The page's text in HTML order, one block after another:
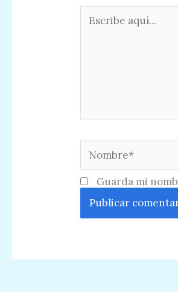
aquí...
Guarda mi